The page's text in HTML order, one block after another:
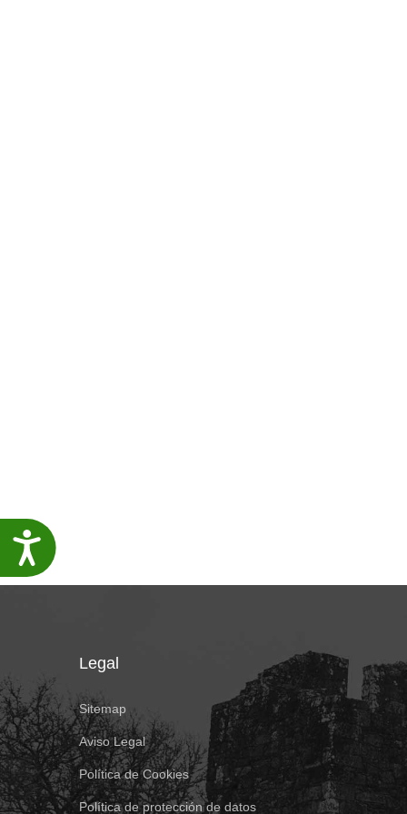
Accesibilidade
Legal
Sitemap
Aviso Legal
Política de Cookies
Política de protección de datos